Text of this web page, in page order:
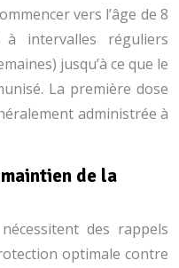
vers l’âge de 8
à intervalles réguliers
jusqu’à ce que le
La première dose
administrée à
de la
des rappels
optimale contre